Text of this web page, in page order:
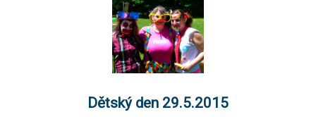
Dětský den 29.5.2015